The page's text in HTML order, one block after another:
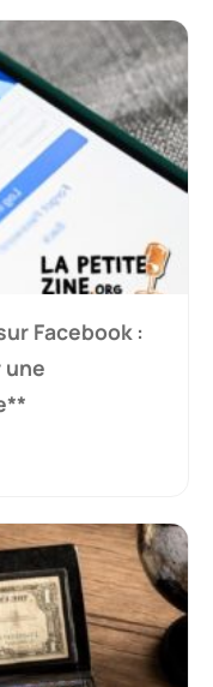
Facebook :